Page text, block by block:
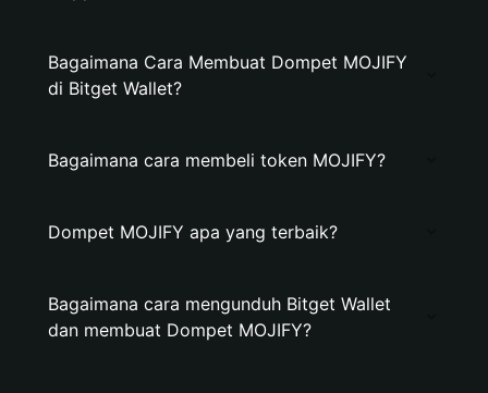
Bagaimana Cara Membuat Dompet MOJIFY
di Bitget Wallet?
Bagaimana cara membeli token MOJIFY?
Dompet MOJIFY apa yang terbaik?
Bagaimana cara mengunduh Bitget Wallet
dan membuat Dompet MOJIFY?